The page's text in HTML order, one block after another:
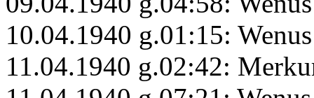
10.04.1940 g.01:15:
11.04.1940 g.02:42: